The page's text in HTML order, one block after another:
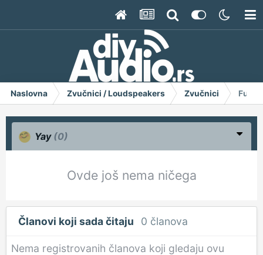
Naslovna Zvučnici / Loudspeakers Zvučnici
Yay (0)
Ovde još nema ničega
Članovi koji sada čitaju 0 članova
Nema registrovanih članova koji gledaju ovu